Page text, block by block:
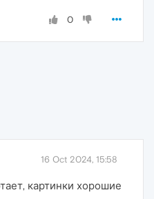
0
16 Oct 2024, 15:58
картинки хорошие